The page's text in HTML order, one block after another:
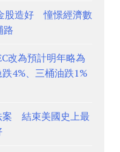
股造好 憧憬經濟數
路
改為預計明年略為
4%、三桶油跌1%
案 結束美國史上最